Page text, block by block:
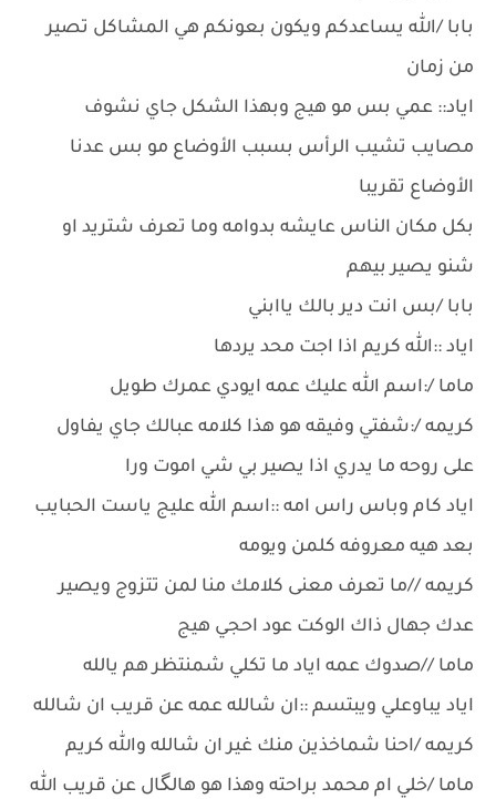
بابا /الله يساعدكم ويكون بعونكم هي المشاكل تصير
من زمان
اياد:: عمي بس مو هيج وبهذا الشكل جاي نشوف
مصايب تشيب الرأس بسبب الأوضاع مو بس عدنا
الأوضاع تقريبا
بكل مكان الناس عايشه بدوامه وما تعرف شتريد او
شنو يصير بيهم
بابا /بس انت دير بالك ياابني
اياد ::الله كريم اذا اجت محد يردها
ماما /:اسم الله عليك عمه ايودي عمرك طويل
كريمه /:شفتي وفيقه هو هذا كلامه عبالك جاي يفاول
على روحه ما يدري اذا يصير بي شي اموت ورا
اياد كام وباس راس امه ::اسم الله عليج ياست الحبايب
بعد هيه معروفه كلمن ويومه
كريمه //ما تعرف معنى كلامك منا لمن تتزوج ويصير
عدك جهال ذاك الوكت عود احجي هيج
ماما //صدوك عمه اياد ما تكلي شمنتظر هم يالله
اياد يباوعلي ويبتسم ::ان شالله عمه عن قريب ان شالله
كريمه /احنا شماخذين منك غير ان شالله والله كريم
ماما /خلي ام محمد براحته وهذا هو هالگال عن قريب الله